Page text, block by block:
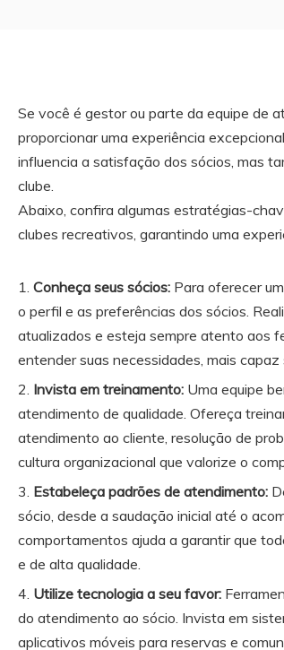
Se você é gestor ou parte da equipe de
proporcionar uma experiência
influencia a satisfação dos sócios, mas
clube.
Abaixo, confira algumas estratégias-
clubes recreativos, garantindo uma
Conheça seus sócios: Para oferecer
o perfil e as preferências dos sócios.
atualizados e esteja sempre atento aos
entender suas necessidades, mais
Invista em treinamento: Uma equipe
atendimento de qualidade. Ofereça
atendimento ao cliente, resolução de
cultura organizacional que valorize o
Estabeleça padrões de atendimento:
sócio, desde a saudação inicial até o
comportamentos ajuda a garantir que
e de alta qualidade.
Utilize tecnologia a seu favor:
do atendimento ao sócio. Invista em
aplicativos móveis para reservas e